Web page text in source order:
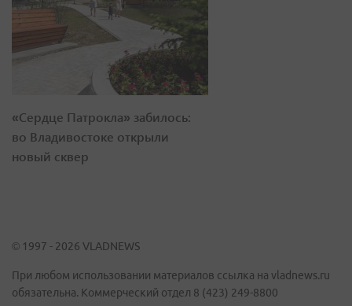
«Сердце Патрокла» забилось:
во Владивостоке открыли
новый сквер
© 1997 - 2026 VLADNEWS
При любом использовании материалов ссылка на vladnews.ru
обязательна. Коммерческий отдел 8 (423) 249-8800